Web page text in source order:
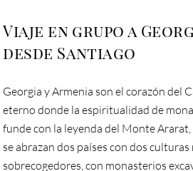
Viaje en grupo a
desde Santiago
Georgia y Armenia son el corazón del
eterno donde la espiritualidad de
funde con la leyenda del Monte
se abrazan dos países con dos
sobrecogedores, con monasterios